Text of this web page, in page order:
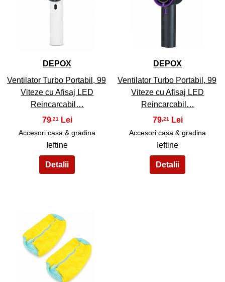
DEPOX
Ventilator Turbo Portabil, 99
Viteze cu Afisaj LED
Reincarcabil…
79,21
Accesori casa & gradina
Ieftine
DEPOX
Ventilator Turbo Portabil, 99
Viteze cu Afisaj LED
Reincarcabil…
79,21
Accesori casa & gradina
Ieftine
35